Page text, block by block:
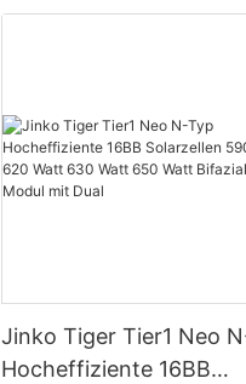
Jinko Tiger Tier1 Neo
Hocheffiziente 16BB